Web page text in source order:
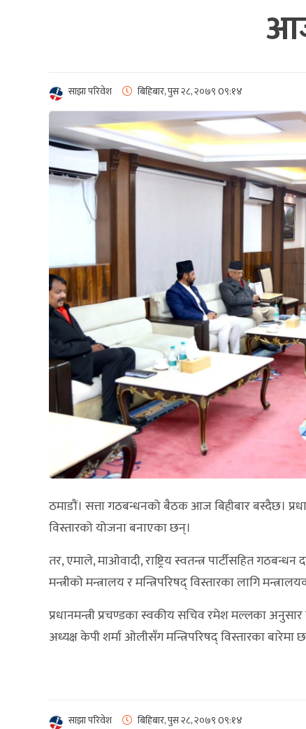
साझा परिवेश बिहिबार, पुस २८, २०७९0९:१४
ठमाडौं। सत्ता गठबन्धनको बैठक आज बिहीबार बस्दैछ।
विस्तारको योजना बनाएका छन्।
तर, एमाले, माओवादी, राष्ट्रिय स्वतन्त्र पार्टीसहित
मन्त्रीको मन्त्रालय र मन्त्रिपरिषद् विस्तारका लागि
प्रधानमन्त्री प्रचण्डका स्वकीय सचिव रमेश मल्लका
अध्यक्ष केपी शर्मा ओलीसँग मन्त्रिपरिषद् विस्तारका
साझा परिवेश बिहिबार, पुस २८, २०७९0९:१४